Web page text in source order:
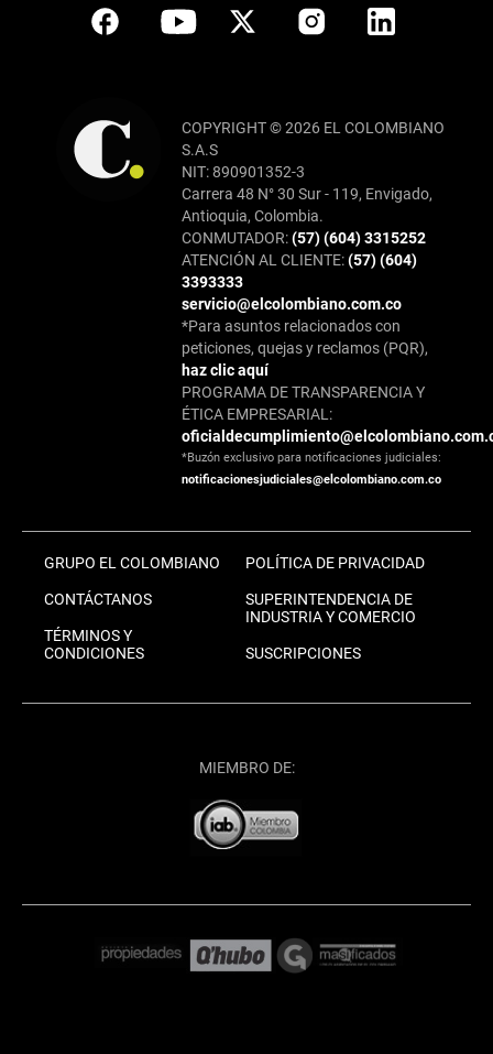
COPYRIGHT © 2026 EL COLOMBIANO
S.A.S
NIT: 890901352-3
Carrera 48 N° 30 Sur - 119, Envigado,
Antioquia, Colombia.
CONMUTADOR:(57) (604) 3315252
ATENCIÓN AL CLIENTE:(57) (604)
3393333
servicio@elcolombiano.com.co
*Para asuntos relacionados con
peticiones, quejas y reclamos (PQR),
haz clic aquí
PROGRAMA DE TRANSPARENCIA Y
ÉTICA EMPRESARIAL:
*Buzón exclusivo para notificaciones judiciales:
notificacionesjudiciales@elcolombiano.com.co
GRUPO EL COLOMBIANO
CONTÁCTANOS
TÉRMINOS Y
CONDICIONES
POLÍTICA DE PRIVACIDAD
SUPERINTENDENCIA DE
INDUSTRIA Y COMERCIO
SUSCRIPCIONES
MIEMBRO DE: